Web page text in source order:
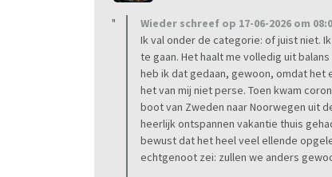
Wieder schreef op 17-06-2026 om
Ik val onder de categorie: of juist niet.
te gaan. Het haalt me volledig uit
heb ik dat gedaan, gewoon, omdat het
het van mij niet perse. Toen kwam
boot van Zweden naar Noorwegen uit
heerlijk ontspannen vakantie thuis
bewust dat het heel veel ellende
echtgenoot zei: zullen we anders